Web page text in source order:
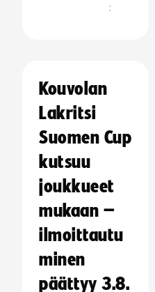
:
Kouvolan
Lakritsi
Suomen Cup
kutsuu
joukkueet
mukaan –
ilmoittautu
minen
päättyy 3.8.